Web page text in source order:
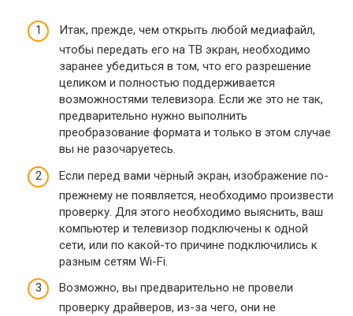
Итак, прежде, чем открыть любой медиафайл,
чтобы передать его на ТВ экран, необходимо
заранее убедиться в том, что его разрешение
целиком и полностью поддерживается
возможностями телевизора. Если же это не так,
предварительно нужно выполнить
преобразование формата и только в этом случае
вы не разочаруетесь.
Если перед вами чёрный экран, изображение по-
прежнему не появляется, необходимо произвести
проверку. Для этого необходимо выяснить, ваш
компьютер и телевизор подключены к одной
сети, или по какой-то причине подключились к
разным сетям Wi-Fi.
Возможно, вы предварительно не провели
проверку драйверов, из-за чего, они не